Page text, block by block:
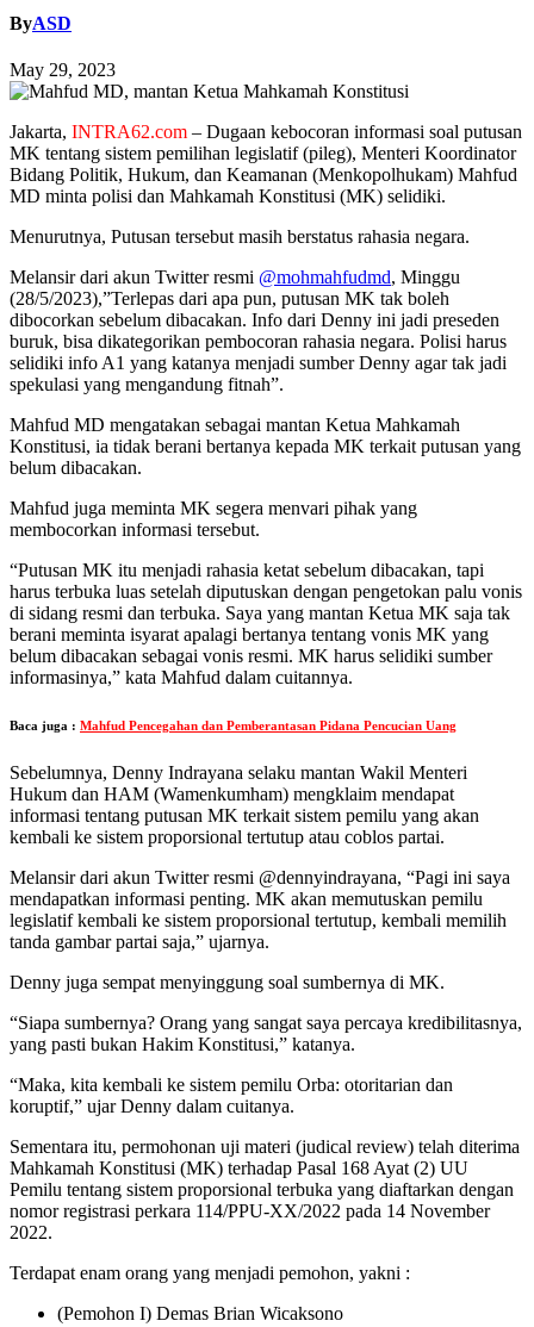
ByASD
May 29, 2023
Jakarta, INTRA62.com – Dugaan kebocoran informasi soal putusan
MK tentang sistem pemilihan legislatif (pileg), Menteri Koordinator
Bidang Politik, Hukum, dan Keamanan (Menkopolhukam) Mahfud
MD minta polisi dan Mahkamah Konstitusi (MK) selidiki.
Menurutnya, Putusan tersebut masih berstatus rahasia negara.
Melansir dari akun Twitter resmi @mohmahfudmd, Minggu
(28/5/2023),”Terlepas dari apa pun, putusan MK tak boleh
dibocorkan sebelum dibacakan. Info dari Denny ini jadi preseden
buruk, bisa dikategorikan pembocoran rahasia negara. Polisi harus
selidiki info A1 yang katanya menjadi sumber Denny agar tak jadi
spekulasi yang mengandung fitnah”.
Mahfud MD mengatakan sebagai mantan Ketua Mahkamah
Konstitusi, ia tidak berani bertanya kepada MK terkait putusan yang
belum dibacakan.
Mahfud juga meminta MK segera menvari pihak yang
membocorkan informasi tersebut.
“Putusan MK itu menjadi rahasia ketat sebelum dibacakan, tapi
harus terbuka luas setelah diputuskan dengan pengetokan palu vonis
di sidang resmi dan terbuka. Saya yang mantan Ketua MK saja tak
berani meminta isyarat apalagi bertanya tentang vonis MK yang
belum dibacakan sebagai vonis resmi. MK harus selidiki sumber
informasinya,” kata Mahfud dalam cuitannya.
Baca juga : Mahfud Pencegahan dan Pemberantasan Pidana Pencucian Uang
Sebelumnya, Denny Indrayana selaku mantan Wakil Menteri
Hukum dan HAM (Wamenkumham) mengklaim mendapat
informasi tentang putusan MK terkait sistem pemilu yang akan
kembali ke sistem proporsional tertutup atau coblos partai.
Melansir dari akun Twitter resmi @dennyindrayana, “Pagi ini saya
mendapatkan informasi penting. MK akan memutuskan pemilu
legislatif kembali ke sistem proporsional tertutup, kembali memilih
tanda gambar partai saja,” ujarnya.
Denny juga sempat menyinggung soal sumbernya di MK.
“Siapa sumbernya? Orang yang sangat saya percaya kredibilitasnya,
yang pasti bukan Hakim Konstitusi,” katanya.
“Maka, kita kembali ke sistem pemilu Orba: otoritarian dan
koruptif,” ujar Denny dalam cuitanya.
Sementara itu, permohonan uji materi (judical review) telah diterima
Mahkamah Konstitusi (MK) terhadap Pasal 168 Ayat (2) UU
Pemilu tentang sistem proporsional terbuka yang diaftarkan dengan
nomor registrasi perkara 114/PPU-XX/2022 pada 14 November
2022.
Terdapat enam orang yang menjadi pemohon, yakni :
(Pemohon I) Demas Brian Wicaksono